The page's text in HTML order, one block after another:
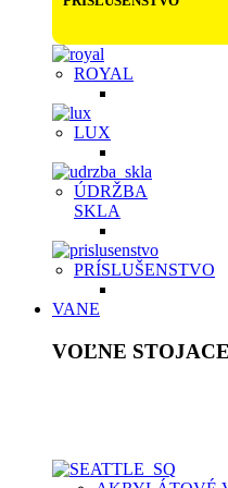
ROYAL
LUX
ÚDRŽBA
SKLA
PRÍSLUŠENSTVO
VANE
VOĽNE